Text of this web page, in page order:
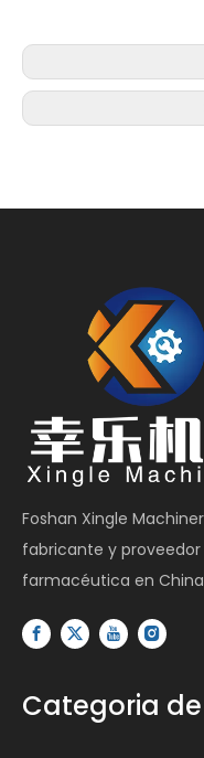
Foshan Xingle
fabricante y
farmacéutica en
Categoria